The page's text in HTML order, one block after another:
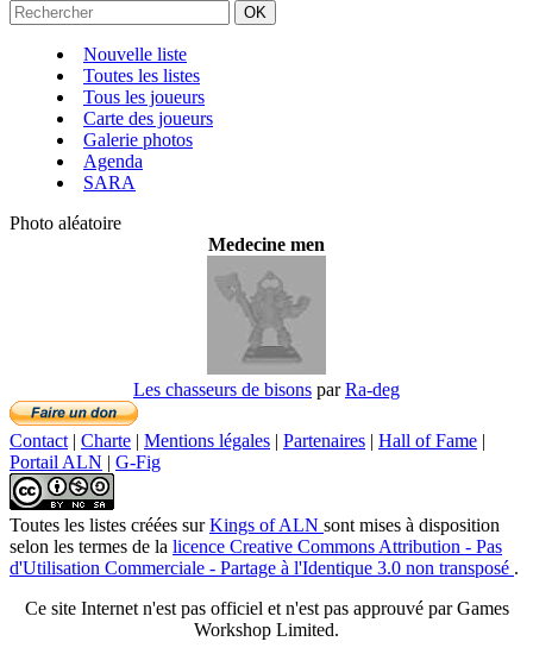
Nouvelle liste
Toutes les listes
Tous les joueurs
Carte des joueurs
Galerie photos
Agenda
SARA
Photo aléatoire
Medecine men
Les chasseurs de bisons parRa-deg
Contact | Charte | Mentions légales | Partenaires | Hall of Fame |
Portail ALN | G-Fig
Toutes les listes créées surKings of ALN sont mises à disposition
selon les termes de la licence Creative Commons Attribution - Pas
d'Utilisation Commerciale - Partage à l'Identique 3.0 non transposé .
Ce site Internet n'est pas officiel et n'est pas approuvé par Games
Workshop Limited.